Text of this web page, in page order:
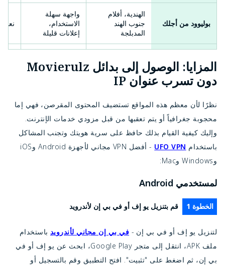
بوليوود من أجلك
الهندية، أفلام
جنوب الهند
المدبلجة
واجهة سهلة
الاستخدام،
إعلانات قليلة
نعم
Rarbg (مرآة)
تورنتس
وكيل
بوبكورنفليكس
قانوني ومدعوم
أنابيب التلفزيون
أفلام مجانية
محظور جغرافياً
فيلم الطاقة
الشمسية
أفلام عالمية،
تدفق سريع، كثيف
المزايا: الوصول إلى بدائل Movierulz
دون تسرب عنوان IP
نظرًا لأن معظم هذه المواقع تستضيف المحتوى المقرصن، فهي إما
محجوبة جغرافياً أو يتم تعقبها من قبل مزودي خدمات الإنترنت.
وإليك كيفية القيام بذلك حافظ على سرية هويتك وتجنب المشاكل
باستخدام UFO VPN
- أفضل VPN مجاني لأجهزة Android وiOS
وWindows وMac:
لمستخدمي Android
الخطوة 1 قم بتنزيل يو إف أو في بي إن لأندرويد
لتنزيل يو إف أو في بي إن - في بي إن مجاني لأندرويد باستخدام
ملف APK، انتقل إلى متجر Google Play، ابحث عن يو إف أو في
بي إن، ثم اضغط على "تثبيت". افتح التطبيق وقم بالتسجيل أو